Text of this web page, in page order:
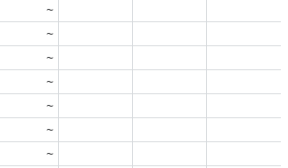
~
~
~
~
~
~
~